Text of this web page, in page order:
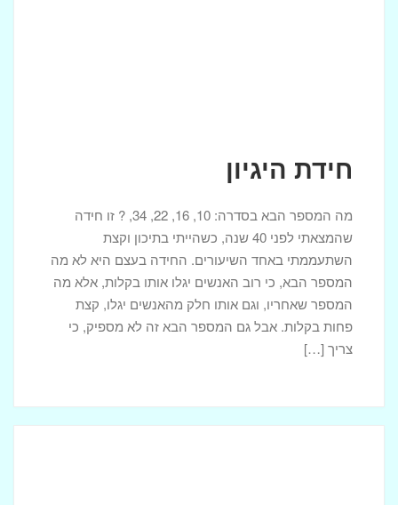
חידת היגיון
מה המספר הבא בסדרה: 10, 16, 22, 34, ? זו חידה
שהמצאתי לפני 40 שנה, כשהייתי בתיכון וקצת
השתעממתי באחד השיעורים. החידה בעצם היא לא מה
המספר הבא, כי רוב האנשים יגלו אותו בקלות, אלא מה
המספר שאחריו, וגם אותו חלק מהאנשים יגלו, קצת
פחות בקלות. אבל גם המספר הבא זה לא מספיק, כי
צריך […]